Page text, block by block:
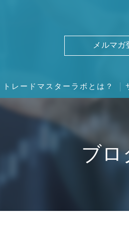
メルマガ
トレードマスターラボとは？
ブ